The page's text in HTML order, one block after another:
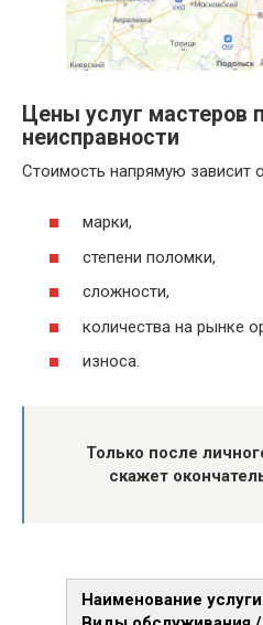
Цены услуг мастеров
неисправности
Стоимость напрямую зависит
марки,
степени поломки,
сложности,
количества на рынке
износа.
Только после
скажет
Наименование